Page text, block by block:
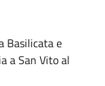
Basilicata e
a San Vito al